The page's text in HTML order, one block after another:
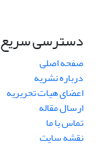
دسترسی سریع
صفحه اصلی
درباره نشریه
اعضای هیات تحریریه
ارسال مقاله
تماس با ما
نقشه سایت